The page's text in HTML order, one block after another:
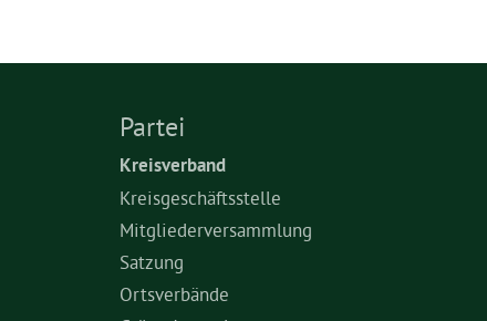
Partei
Kreisverband
Kreisgeschäftsstelle
Mitgliederversammlung
Satzung
Ortsverbände